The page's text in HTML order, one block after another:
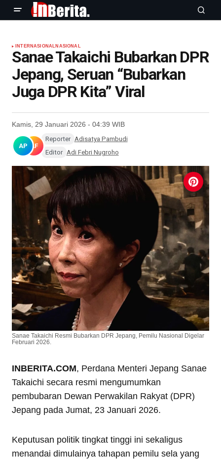
INTERNASIONALNASIONAL
Sanae Takaichi Bubarkan DPR
Jepang, Seruan “Bubarkan
Juga DPR Kita” Viral
Kamis, 29 Januari 2026 - 04:39 WIB
AP AF
Reporter Adisatya Pambudi
Editor Adi Febri Nugroho
Sanae Takaichi Resmi Bubarkan DPR Jepang, Pemilu Nasional Digelar
Februari 2026.
INBERITA.COM, Perdana Menteri Jepang Sanae
Takaichi secara resmi mengumumkan
pembubaran Dewan Perwakilan Rakyat (DPR)
Jepang pada Jumat, 23 Januari 2026.
Keputusan politik tingkat tinggi ini sekaligus
menandai dimulainya tahapan pemilu sela yang